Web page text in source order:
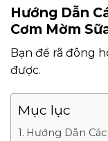
Hướng Dẫn
Cơm Mờm
Bạn để rã đông
được.
Mục lục
Hướng Dẫn